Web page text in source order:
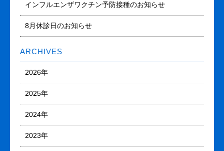
インフルエンザワクチン予防接種のお知らせ
8月休診日のお知らせ
ARCHIVES
2026年
2025年
2024年
2023年